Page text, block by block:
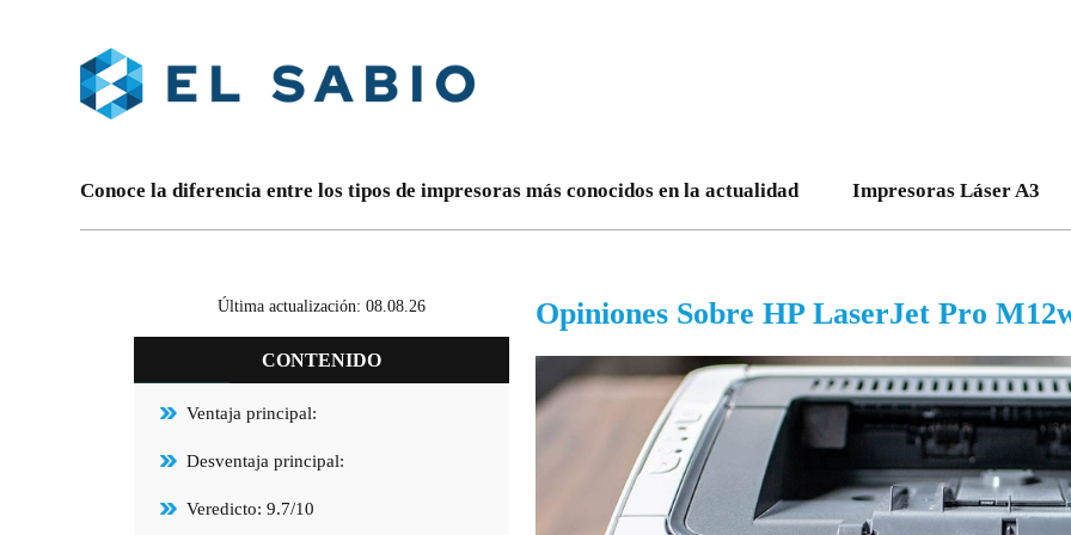
Conoce la diferencia entre los tipos de impresoras más conocidos en la actualidad Impresoras Láser A3
Última actualización: 08.08.26
CONTENIDO
Ventaja principal:
Desventaja principal:
Veredicto: 9.7/10
Opiniones Sobre HP LaserJet Pro